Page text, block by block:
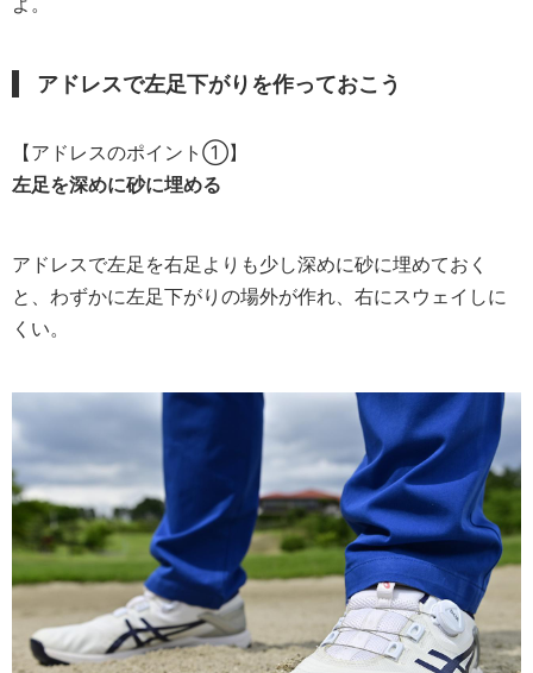
アドレスで左足下がりを作っておこう
【アドレスのポイント①】
左足を深めに砂に埋める
アドレスで左足を右足よりも少し深めに砂に埋めておく
と、わずかに左足下がりの場外が作れ、右にスウェイしに
くい。